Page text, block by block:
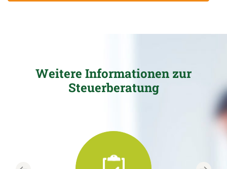
Weitere Informationen zur
Steuerberatung